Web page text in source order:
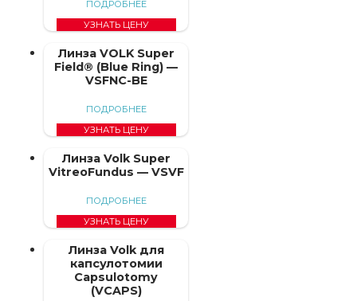
ПОДРОБНЕЕ
УЗНАТЬ ЦЕНУ
Линза VOLK Super
Field® (Blue Ring) —
VSFNC-BE
ПОДРОБНЕЕ
УЗНАТЬ ЦЕНУ
Линза Volk Super
VitreoFundus — VSVF
ПОДРОБНЕЕ
УЗНАТЬ ЦЕНУ
Линза Volk для
капсулотомии
Capsulotomy
(VCAPS)